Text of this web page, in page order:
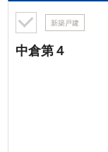
新築戸建
中倉第４